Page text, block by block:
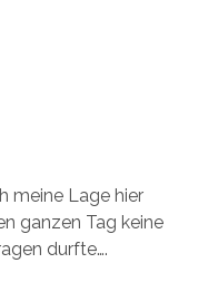
meine Lage hier
ganzen Tag keine
durfte….